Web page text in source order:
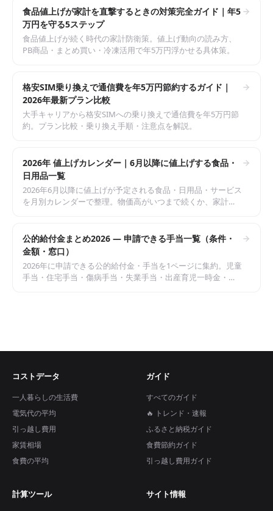
食品値上げが家計を直撃するときの対策完全ガイド｜年5
万円を守る5ステップ
食品値上げが続く時代の家計防衛策。値上げ動向の読み方、
PB商品・まとめ買い・冷凍活用で年5万円浮かせる具体策。
格安SIM乗り換えで通信費を年5万円節約するガイド｜
2026年最新プラン比較
大手キャリアから格安SIMへの乗り換えで通信費を年5万円節
約。プラン比較・乗り換え手順・注意点を解説。
2026年 値上げカレンダー｜6月以降に値上げする食品・
日用品一覧
2026年6月以降に値上げが予定される食品・日用品・サービス
を月別カレンダーで整理。物価高がいつまで続くか、家計を
公的給付金まとめ2026 — 申請できる手当一覧（条件・
金額・窓口）
2026年に申請できる公的給付金・手当を1ページに集約。児童
手当・住宅手当・傷病手当・失業手当・出産育児一時金・年
コストデータ
一人暮らしの生活費
電気代の平均
引っ越し費用
家賃相場
食費の平均
ガイド
すべてのガイド
🔥 トレンド・速報
ふるさと納税ガイド
食費節約ガイド
引っ越し費用ガイド
計算ツール サイト情報